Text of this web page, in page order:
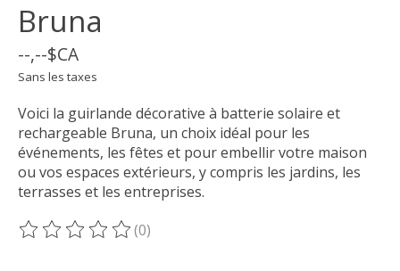
Bruna
--,--$CA
Sans les taxes
Voici la guirlande décorative à batterie solaire et
rechargeable Bruna, un choix idéal pour les
événements, les fêtes et pour embellir votre maison
ou vos espaces extérieurs, y compris les jardins, les
terrasses et les entreprises.
Ce produit est évalué à
(0)